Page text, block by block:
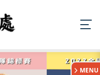
MENU